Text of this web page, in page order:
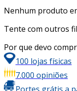
Nenhum produto
Tente com outros
Por que devo
100 lojas físicas
7.000 opiniões